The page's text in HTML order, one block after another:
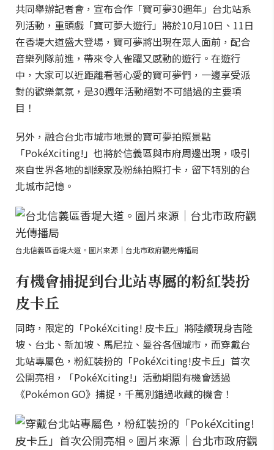
共同舉辦記者會，宣布合作「寶可夢30週年」台北站系
列活動，重頭戲「寶可夢大遊行」將於10月10日、11日
在香堤大道盛大登場，寶可夢將出現在眾人面前，配合
音樂列隊前進，帶來令人雀躍又感動的遊行。在遊行
中，大家可以近距離看著心愛的寶可夢們，一邊享受派
對的歡樂氣氛，是30週年活動絕對不可錯過的主要項
目！
另外，融合台北市城市地景的寶可夢拍照景點
「PokéXciting!」也將於信義區與市府周邊出現，吸引
來自世界各地的訓練家及粉絲拍照打卡，留下特別的台
北城市記憶。
台北信義區香堤大道。圖片來源｜台北市政府觀光傳播局
有機會捕捉到台北站專屬的粉紅裝扮
皮卡丘
同時，限定的「PokéXciting! 皮卡丘」將陸續現身吉隆
坡、台北、新加坡、馬尼拉、曼谷各個城市，而穿戴台
北站專屬色，粉紅裝扮的「PokéXciting!皮卡丘」首次
公開亮相，「PokéXciting!」活動期間有機會透過
《Pokémon GO》捕捉，千萬別錯過收藏的機會！